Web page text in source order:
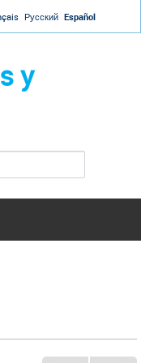
Русский Español
y